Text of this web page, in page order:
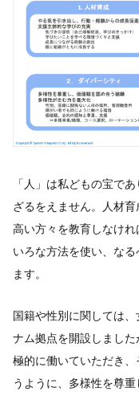
「人」は私どもの宝で
ざるをえません。人材
高い方々を教育しなけ
いろな方法を使い、な
ます。
国籍や性別に関しては
ナム拠点を開設しまし
極的に働いていただき
うように、多様性を尊重